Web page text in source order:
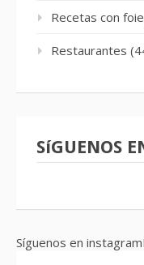
Recetas con
Restaurantes
SíGUENOS
Síguenos en